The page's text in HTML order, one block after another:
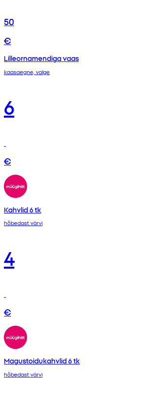
50
€
Lilleornamendiga vaas
kaasaegne, valge
6
€
Kahvlid 6 tk
hõbedast värvi
4
€
Magustoidukahvlid 6 tk
hõbedast värvi